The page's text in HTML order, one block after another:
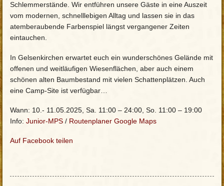
Schlemmerstände. Wir entführen unsere Gäste in eine Auszeit
vom modernen, schnelllebigen Alltag und lassen sie in das
atemberaubende Farbenspiel längst vergangener Zeiten
eintauchen.
In Gelsenkirchen erwartet euch ein wunderschönes Gelände mit
offenen und weitläufigen Wiesenflächen, aber auch einem
schönen alten Baumbestand mit vielen Schattenplätzen. Auch
eine Camp-Site ist verfügbar…
Wann: 10.- 11.05.2025, Sa. 11:00 – 24:00, So. 11:00 – 19:00
Info: Junior-MPS / Routenplaner Google Maps
Auf Facebook teilen